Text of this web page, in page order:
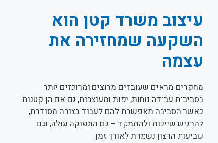
עיצוב משרד קטן הוא
השקעה שמחזירה את
עצמה
מחקרים מראים שעובדים מרוצים ומרוכזים יותר
בסביבות עבודה נוחות, יפות ומעוצבות, גם אם הן קטנות.
כאשר הסביבה מאפשרת להם לעבוד בצורה מסודרת,
להרגיש שייכות ולהתמקד – גם התפוקה עולה, וגם
שביעות הרצון נשמרת לאורך זמן.